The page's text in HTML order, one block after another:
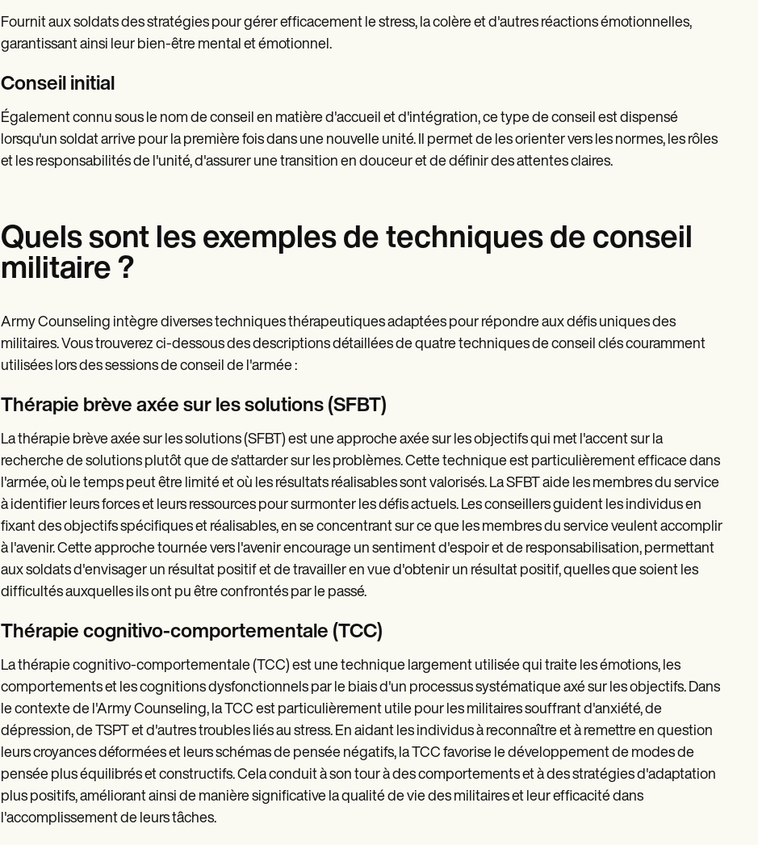
Fournit aux soldats des stratégies pour gérer efficacement le stress, la colère et d'autres réactions émotionnelles,
garantissant ainsi leur bien-être mental et émotionnel.
Conseil initial
Également connu sous le nom de conseil en matière d'accueil et d'intégration, ce type de conseil est dispensé
lorsqu'un soldat arrive pour la première fois dans une nouvelle unité. Il permet de les orienter vers les normes, les rôles
et les responsabilités de l'unité, d'assurer une transition en douceur et de définir des attentes claires.
Quels sont les exemples de techniques de conseil
militaire ?
Army Counseling intègre diverses techniques thérapeutiques adaptées pour répondre aux défis uniques des
militaires. Vous trouverez ci-dessous des descriptions détaillées de quatre techniques de conseil clés couramment
utilisées lors des sessions de conseil de l'armée :
Thérapie brève axée sur les solutions (SFBT)
La thérapie brève axée sur les solutions (SFBT) est une approche axée sur les objectifs qui met l'accent sur la
recherche de solutions plutôt que de s'attarder sur les problèmes. Cette technique est particulièrement efficace dans
l'armée, où le temps peut être limité et où les résultats réalisables sont valorisés. La SFBT aide les membres du service
à identifier leurs forces et leurs ressources pour surmonter les défis actuels. Les conseillers guident les individus en
fixant des objectifs spécifiques et réalisables, en se concentrant sur ce que les membres du service veulent accomplir
à l'avenir. Cette approche tournée vers l'avenir encourage un sentiment d'espoir et de responsabilisation, permettant
aux soldats d'envisager un résultat positif et de travailler en vue d'obtenir un résultat positif, quelles que soient les
difficultés auxquelles ils ont pu être confrontés par le passé.
Thérapie cognitivo-comportementale (TCC)
La thérapie cognitivo-comportementale (TCC) est une technique largement utilisée qui traite les émotions, les
comportements et les cognitions dysfonctionnels par le biais d'un processus systématique axé sur les objectifs. Dans
le contexte de l'Army Counseling, la TCC est particulièrement utile pour les militaires souffrant d'anxiété, de
dépression, de TSPT et d'autres troubles liés au stress. En aidant les individus à reconnaître et à remettre en question
leurs croyances déformées et leurs schémas de pensée négatifs, la TCC favorise le développement de modes de
pensée plus équilibrés et constructifs. Cela conduit à son tour à des comportements et à des stratégies d'adaptation
plus positifs, améliorant ainsi de manière significative la qualité de vie des militaires et leur efficacité dans
l'accomplissement de leurs tâches.